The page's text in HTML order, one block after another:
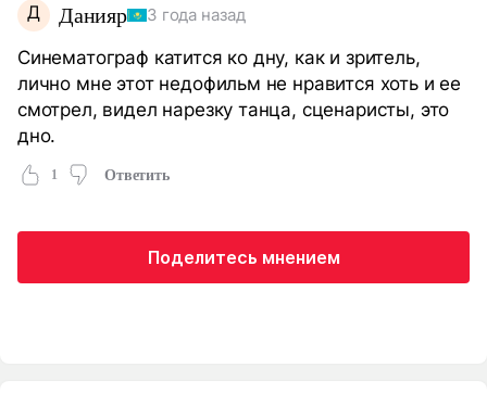
Д Данияр 3 года назад
Синематограф катится ко дну, как и зритель,
лично мне этот недофильм не нравится хоть и ее
смотрел, видел нарезку танца, сценаристы, это
дно.
1 Ответить
Поделитесь мнением